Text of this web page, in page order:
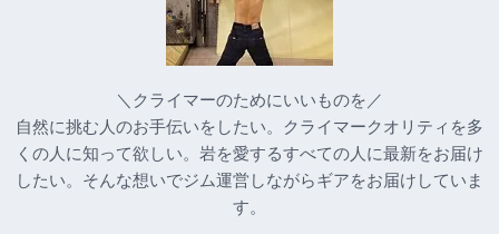
＼クライマーのためにいいものを／
自然に挑む人のお手伝いをしたい。クライマークオリティを多
くの人に知って欲しい。岩を愛するすべての人に最新をお届け
したい。そんな想いでジム運営しながらギアをお届けしていま
す。